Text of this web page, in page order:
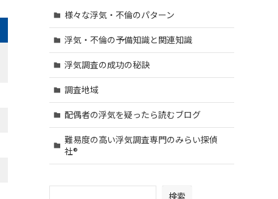
様々な浮気・不倫のパターン
浮気・不倫の予備知識と関連知識
浮気調査の成功の秘訣
調査地域
配偶者の浮気を疑ったら読むブログ
難易度の高い浮気調査専門のみらい探偵
社®︎
検索